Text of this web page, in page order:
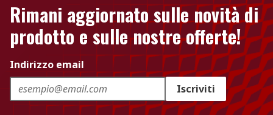
Rimani aggiornato sulle novità di
prodotto e sulle nostre offerte!
Indirizzo email
Iscriviti